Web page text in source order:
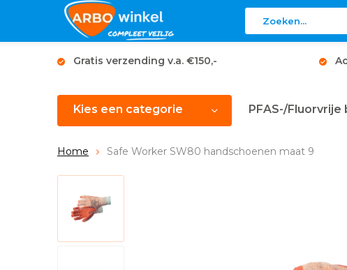
Gratis verzending v.a. €150,-
Kies een categorie PFAS-/Fluorvrije
Home Safe Worker SW80 handschoenen maat 9